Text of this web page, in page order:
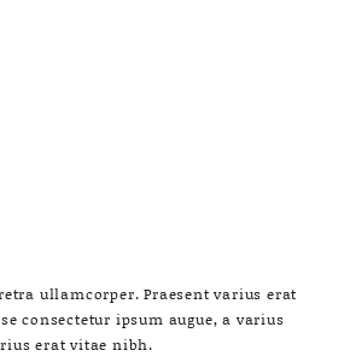
ullamcorper. Praesent varius erat
consectetur ipsum augue, a varius
erat vitae nibh.